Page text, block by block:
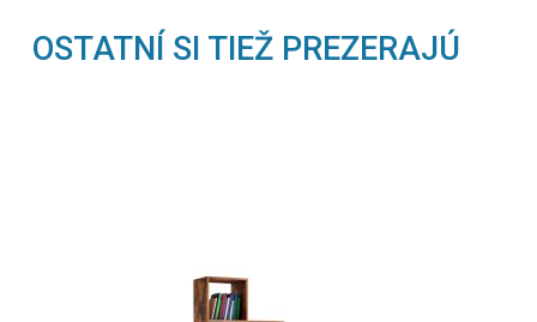
OSTATNÍ SI TIEŽ PREZERAJÚ